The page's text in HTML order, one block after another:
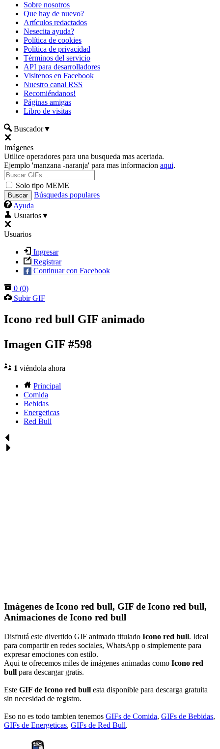
Sobre nosotros
Que hay de nuevo?
Artículos redactados
Nesecita ayuda?
Política de cookies
Política de privacidad
Términos del servicio
API para desarrolladores
Visitenos en Facebook
Nuestro canal RSS
Recomiéndanos!
Páginas amigas
Libro de visitas
Buscador▼
Imágenes
Utilice operadores para una busqueda mas acertada.
Ejemplo 'manzana -naranja' para mas informacion aqui.
Solo tipo MEME
Búsquedas populares
Ayuda
Usuarios▼
Usuarios
Ingresar
Registrar
Continuar con Facebook
0 (0)
Subir GIF
Icono red bull GIF animado
Imagen GIF #598
1 viéndola ahora
Principal
Comida
Bebidas
Energeticas
Red Bull
Imágenes de Icono red bull, GIF de Icono red bull,
Animaciones de Icono red bull
Disfrutá este divertido GIF animado titulado Icono red bull. Ideal
para compartir en redes sociales, WhatsApp o simplemente para
expresar emociones con estilo.
Aqui te ofrecemos miles de imágenes animadas como Icono red
bull para descargar gratis.
Este GIF de Icono red bull esta disponible para descarga gratuita
sin necesidad de registro.
Eso no es todo tambien tenemos GIFs de Comida, GIFs de Bebidas,
GIFs de Energeticas, GIFs de Red Bull.